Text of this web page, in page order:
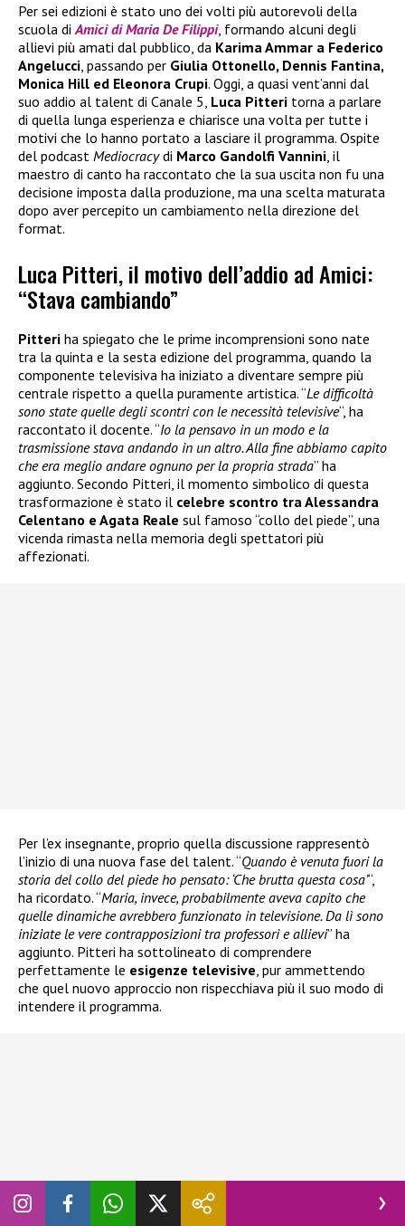
Per sei edizioni è stato uno dei volti più autorevoli della
scuola di Amici di Maria De Filippi, formando alcuni degli
allievi più amati dal pubblico, da Karima Ammar a Federico
Angelucci , passando per Giulia Ottonello, Dennis Fantina,
Monica Hill ed Eleonora Crupi. Oggi, a quasi vent’anni dal
suo addio al talent di Canale 5, Luca Pitteri torna a parlare
di quella lunga esperienza e chiarisce una volta per tutte i
motivi che lo hanno portato a lasciare il programma. Ospite
del podcast Mediocracydi Marco Gandolfi Vannini , il
maestro di canto ha raccontato che la sua uscita non fu una
decisione imposta dalla produzione, ma una scelta maturata
dopo aver percepito un cambiamento nella direzione del
format.
Luca Pitteri, il motivo dell’addio ad Amici:
“Stava cambiando”
Pitteri ha spiegato che le prime incomprensioni sono nate
tra la quinta e la sesta edizione del programma, quando la
componente televisiva ha iniziato a diventare sempre più
centrale rispetto a quella puramente artistica. “Le difficoltà
sono state quelle degli scontri con le necessità televisive“, ha
raccontato il docente. “Io la pensavo in un modo e la
trasmissione stava andando in un altro. Alla fine abbiamo capito
che era meglio andare ognuno per la propria strada” ha
aggiunto. Secondo Pitteri, il momento simbolico di questa
trasformazione è stato il celebre scontro tra Alessandra
Celentano e Agata Reale sul famoso “collo del piede”, una
vicenda rimasta nella memoria degli spettatori più
affezionati.
Per l’ex insegnante, proprio quella discussione rappresentò
l’inizio di una nuova fase del talent. “Quando è venuta fuori la
storia del collo del piede ho pensato: ‘Che brutta questa cosa’“,
ha ricordato. “Maria, invece, probabilmente aveva capito che
quelle dinamiche avrebbero funzionato in televisione. Da lì sono
iniziate le vere contrapposizioni tra professori e allievi” ha
aggiunto. Pitteri ha sottolineato di comprendere
perfettamente le esigenze televisive , pur ammettendo
che quel nuovo approccio non rispecchiava più il suo modo di
intendere il programma.